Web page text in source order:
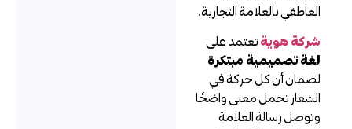
العاطفي بالعلامة التجارية.
شركة هوية تعتمد على
لغة تصميمية مبتكرة
لضمان أن كل حركة في
الشعار تحمل معنى واضحًا
وتوصل رسالة العلامة